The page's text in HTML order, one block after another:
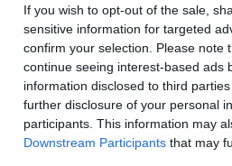
If you wish to opt-out of the sale,
sensitive information for targeted
confirm your selection. Please note
continue seeing interest-based ads
information disclosed to third
further disclosure of your personal
participants. This information may
Downstream Participants that may